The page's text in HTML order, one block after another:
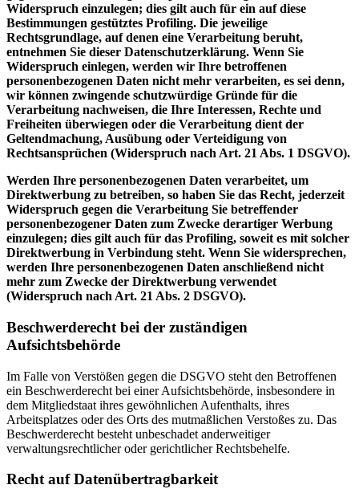
Widerspruch einzulegen; dies gilt auch für ein auf diese
Bestimmungen gestütztes Profiling. Die jeweilige
Rechtsgrundlage, auf denen eine Verarbeitung beruht,
entnehmen Sie dieser Datenschutzerklärung. Wenn Sie
Widerspruch einlegen, werden wir Ihre betroffenen
personenbezogenen Daten nicht mehr verarbeiten, es sei denn,
wir können zwingende schutzwürdige Gründe für die
Verarbeitung nachweisen, die Ihre Interessen, Rechte und
Freiheiten überwiegen oder die Verarbeitung dient der
Geltendmachung, Ausübung oder Verteidigung von
Rechtsansprüchen (Widerspruch nach Art. 21 Abs. 1 DSGVO).
Werden Ihre personenbezogenen Daten verarbeitet, um
Direktwerbung zu betreiben, so haben Sie das Recht, jederzeit
Widerspruch gegen die Verarbeitung Sie betreffender
personenbezogener Daten zum Zwecke derartiger Werbung
einzulegen; dies gilt auch für das Profiling, soweit es mit solcher
Direktwerbung in Verbindung steht. Wenn Sie widersprechen,
werden Ihre personenbezogenen Daten anschließend nicht
mehr zum Zwecke der Direktwerbung verwendet
(Widerspruch nach Art. 21 Abs. 2 DSGVO).
Beschwerderecht bei der zuständigen
Aufsichtsbehörde
Im Falle von Verstößen gegen die DSGVO steht den Betroffenen
ein Beschwerderecht bei einer Aufsichtsbehörde, insbesondere in
dem Mitgliedstaat ihres gewöhnlichen Aufenthalts, ihres
Arbeitsplatzes oder des Orts des mutmaßlichen Verstoßes zu. Das
Beschwerderecht besteht unbeschadet anderweitiger
verwaltungsrechtlicher oder gerichtlicher Rechtsbehelfe.
Recht auf Datenübertragbarkeit